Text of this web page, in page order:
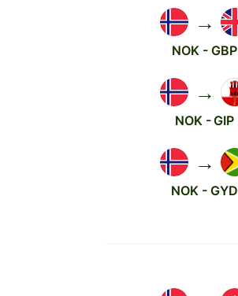
→
NOK - GBP
→
NOK - GIP
→
NOK - GYD